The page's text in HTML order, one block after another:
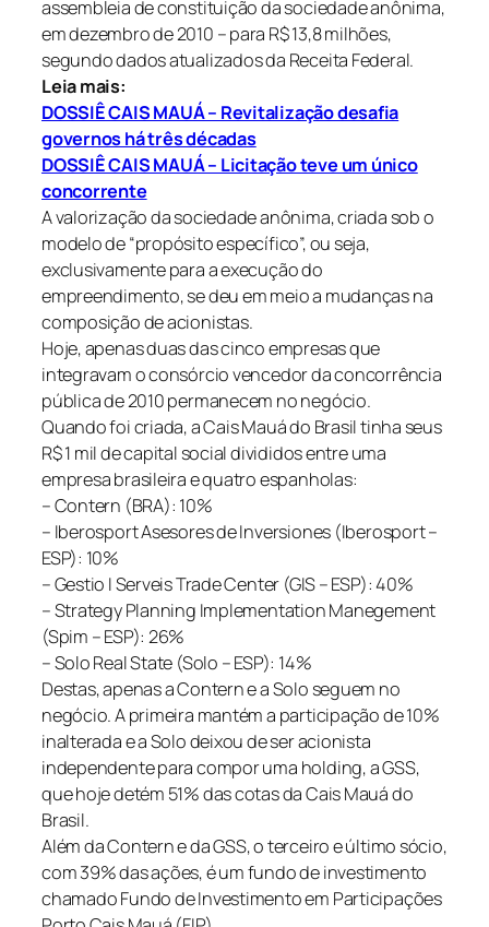
assembleia de constituição da sociedade anônima,
em dezembro de 2010 – para R$ 13,8 milhões,
segundo dados atualizados da Receita Federal.
Leia mais:
DOSSIÊ CAIS MAUÁ – Revitalização desafia
governos há três décadas
DOSSIÊ CAIS MAUÁ – Licitação teve um único
concorrente
A valorização da sociedade anônima, criada sob o
modelo de “propósito específico”, ou seja,
exclusivamente para a execução do
empreendimento, se deu em meio a mudanças na
composição de acionistas.
Hoje, apenas duas das cinco empresas que
integravam o consórcio vencedor da concorrência
pública de 2010 permanecem no negócio.
Quando foi criada, a Cais Mauá do Brasil tinha seus
R$ 1 mil de capital social divididos entre uma
empresa brasileira e quatro espanholas:
– Contern (BRA): 10%
– Iberosport Asesores de Inversiones (Iberosport –
ESP): 10%
– Gestio I Serveis Trade Center (GIS – ESP): 40%
– Strategy Planning Implementation Manegement
(Spim – ESP): 26%
– Solo Real State (Solo – ESP): 14%
Destas, apenas a Contern e a Solo seguem no
negócio. A primeira mantém a participação de 10%
inalterada e a Solo deixou de ser acionista
independente para compor uma holding, a GSS,
que hoje detém 51% das cotas da Cais Mauá do
Brasil.
Além da Contern e da GSS, o terceiro e último sócio,
com 39% das ações, é um fundo de investimento
chamado Fundo de Investimento em Participações